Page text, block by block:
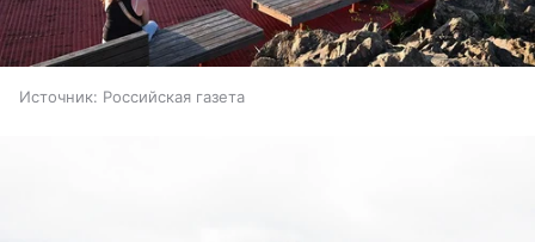
Источник: Российская газета